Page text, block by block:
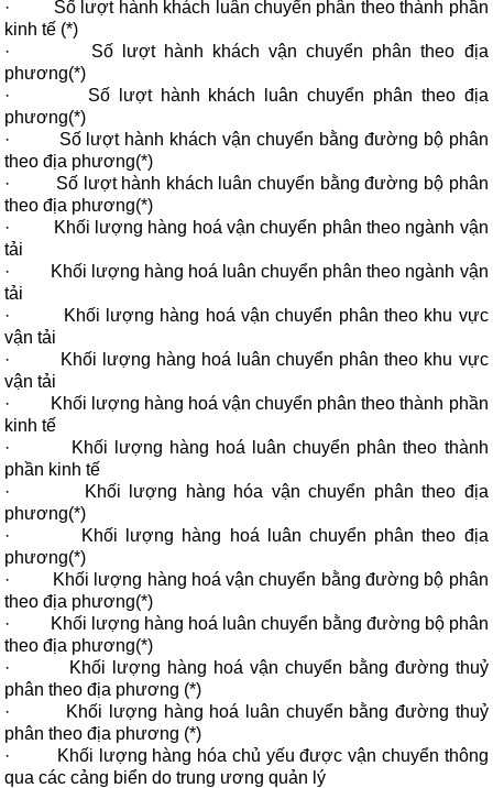
· Số lượt hành khách luân chuyển phân theo thành phần
kinh tế (*)
· Số lượt hành khách vận chuyển phân theo địa
phương(*)
· Số lượt hành khách luân chuyển phân theo địa
phương(*)
· Số lượt hành khách vận chuyển bằng đường bộ phân
theo địa phương(*)
· Số lượt hành khách luân chuyển bằng đường bộ phân
theo địa phương(*)
·
Khối lượng hàng hoá vận chuyển phân theo ngành vận
tải
·
Khối lượng hàng hoá luân chuyển phân theo ngành vận
tải
·
Khối lượng hàng hoá vận chuyển phân theo khu vực
vận tải
·
Khối lượng hàng hoá luân chuyển phân theo khu vực
vận tải
·
Khối lượng hàng hoá vận chuyển phân theo thành phần
kinh tế
·
Khối lượng hàng hoá luân chuyển phân theo thành
phần kinh tế
·
Khối lượng hàng hóa vận chuyển phân theo địa
phương(*)
·
Khối lượng hàng hoá luân chuyển phân theo địa
phương(*)
·
Khối lượng hàng hoá vận chuyển bằng đường bộ phân
theo địa phương(*)
·
Khối lượng hàng hoá luân chuyển bằng đường bộ phân
theo địa phương(*)
·
Khối lượng hàng hoá vận chuyển bằng đường thuỷ
phân theo địa phương (*)
· Khối lượng hàng hoá luân chuyển bằng đường thuỷ
phân theo địa phương (*)
·
Khối lượng hàng hóa chủ yếu được vận chuyển thông
qua các cảng biển do trung ương quản lý